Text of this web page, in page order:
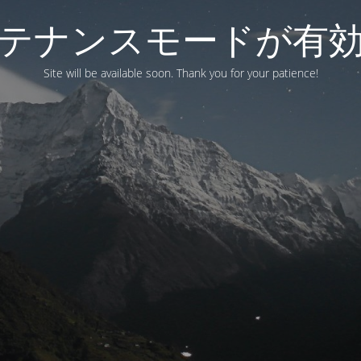
ナンスモードが有
Site will be available soon. Thank you for your patience!